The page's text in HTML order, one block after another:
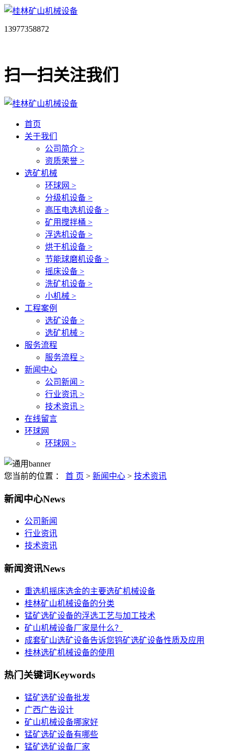
13977358872
扫一扫关注我们
首页
关于我们
公司简介 >
资质荣誉 >
选矿机械
环球网 >
分级机设备 >
高压电选机设备 >
矿用搅拌桶 >
浮选机设备 >
烘干机设备 >
节能球磨机设备 >
摇床设备 >
洗矿机设备 >
小机械 >
工程案例
选矿设备 >
选矿机械 >
服务流程
服务流程 >
新闻中心
公司新闻 >
行业资讯 >
技术资讯 >
在线留言
环球网
环球网 >
您当前的位置 ： 首 页 > 新闻中心 > 技术资讯
新闻中心News
公司新闻
行业资讯
技术资讯
新闻资讯News
重选机摇床选金的主要选矿机械设备
桂林矿山机械设备的分类
锰矿选矿设备的浮选工艺与加工技术
矿山机械设备厂家是什么？
成套矿山选矿设备告诉您钨矿选矿设备性质及应用
桂林选矿机械设备的使用
热门关键词Keywords
锰矿选矿设备批发
广西广告设计
矿山机械设备哪家好
锰矿选矿设备有哪些
锰矿选矿设备厂家